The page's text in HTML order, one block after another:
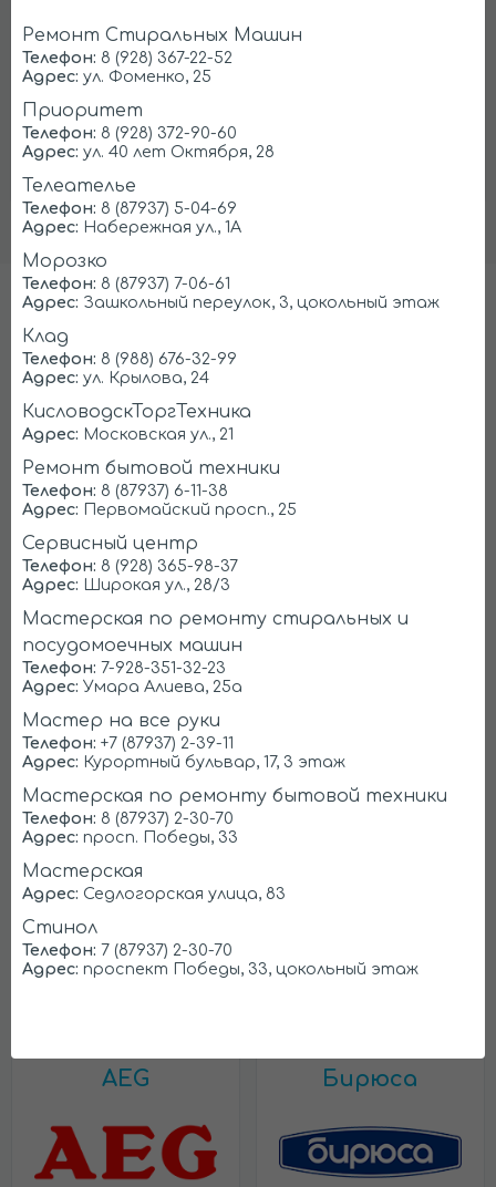
Предоставляемзаказы на ремонт
холодильников
Регистрация
Ремонтируем любые марки
холодильников
LG
Bosch
AEG Бирюса
Ремонт Стиральных Машин
Телефон: 8 (928) 367-22-52
Адрес: ул. Фоменко, 25
Приоритет
Телефон: 8 (928) 372-90-60
Адрес: ул. 40 лет Октября, 28
Телеателье
Телефон: 8 (87937) 5-04-69
Адрес: Набережная ул., 1А
Морозко
Телефон: 8 (87937) 7-06-61
Адрес: Зашкольный переулок, 3, цокольный этаж
Клад
Телефон: 8 (988) 676-32-99
Адрес: ул. Крылова, 24
КисловодскТоргТехника
Адрес: Московская ул., 21
Ремонт бытовой техники
Телефон: 8 (87937) 6-11-38
Адрес: Первомайский просп., 25
Сервисный центр
Телефон: 8 (928) 365-98-37
Адрес: Широкая ул., 28/3
Мастерская по ремонту стиральных и
посудомоечных машин
Телефон: 7-928-351-32-23
Адрес: Умара Алиева, 25а
Мастер на все руки
Телефон: +7 (87937) 2-39-11
Адрес: Курортный бульвар, 17, 3 этаж
Мастерская по ремонту бытовой техники
Телефон: 8 (87937) 2-30-70
Адрес: просп. Победы, 33
Мастерская
Адрес: Седлогорская улица, 83
Стинол
Телефон: 7 (87937) 2-30-70
Адрес: проспект Победы, 33, цокольный этаж